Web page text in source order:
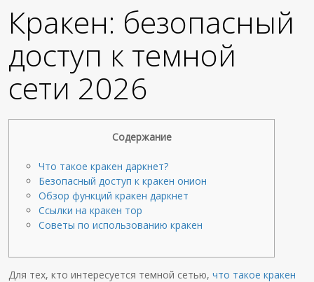
Кракен: безопасный
доступ к темной
сети 2026
Содержание
Что такое кракен даркнет?
Безопасный доступ к кракен онион
Обзор функций кракен даркнет
Ссылки на кракен тор
Советы по использованию кракен
Для тех, кто интересуется темной сетью,что такое кракен